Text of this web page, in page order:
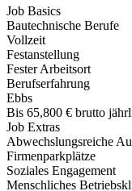
Job Basics
Bautechnische Berufe
Vollzeit
Festanstellung
Fester Arbeitsort
Berufserfahrung
Ebbs
Bis 65,800 € brutto
Job Extras
Abwechslungsreiche
Firmenparkplätze
Soziales Engagement
Menschliches